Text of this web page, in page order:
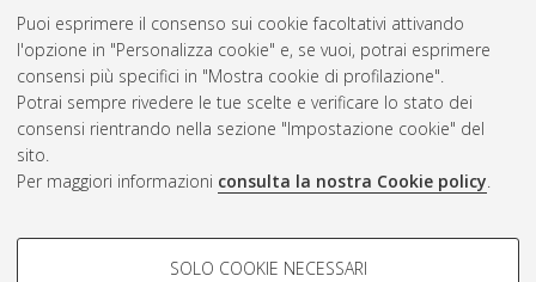
Puoi esprimere il consenso sui cookie facoltativi attivando
l'opzione in "Personalizza cookie" e, se vuoi, potrai esprimere
consensi più specifici in "Mostra cookie di profilazione".
Potrai sempre rivedere le tue scelte e verificare lo stato dei
consensi rientrando nella sezione "Impostazione cookie" del
sito.
Per maggiori informazioni consulta la nostra Cookie policy.
COOKIE DI PROFILAZIONE -
SOLO COOKIE NECESSARI
Atom
Rss 1.0
Rss 2.0
AMS Laurea
Impostazioni Cookie
Informativa sulla privacy